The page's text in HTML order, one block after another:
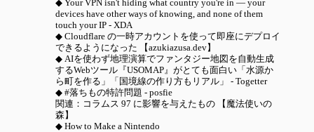
◆ Your VPN isn't hiding what country you're in — your
devices have other ways of knowing, and none of them
touch your IP - XDA
◆ Cloudflare の一時アカウントを使って即座にデプロイ
できるようになった 【azukiazusa.dev】
◆ AIを使わず地理演算でファンタジー地図を自動生成
するWebツール『USOMAP』がとても面白い「水源か
ら町を作る」「国境線の作り方もリアル」 - Togetter
◆ #落ちもの特許問題 - posfie
関連：コラムス 97 に影響を与えたもの 【魔法使いの
森】
◆ How to Make a Nintendo